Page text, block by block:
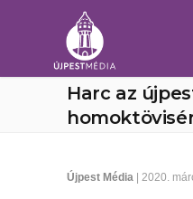
Harc az
Újpest Média | 2020.